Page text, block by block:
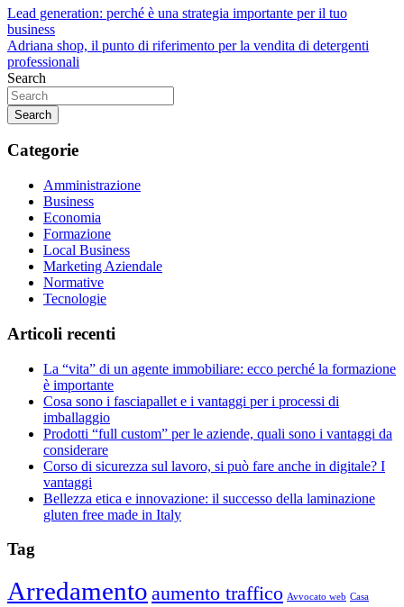
Navigazione
articoli
Lead generation: perché è una strategia importante per il tuo
business
Adriana shop, il punto di riferimento per la vendita di detergenti
professionali
Search
Search
Categorie
Amministrazione
Business
Economia
Formazione
Local Business
Marketing Aziendale
Normative
Tecnologie
Articoli recenti
La “vita” di un agente immobiliare: ecco perché la formazione
è importante
Cosa sono i fasciapallet e i vantaggi per i processi di
imballaggio
Prodotti “full custom” per le aziende, quali sono i vantaggi da
considerare
Corso di sicurezza sul lavoro, si può fare anche in digitale? I
vantaggi
Bellezza etica e innovazione: il successo della laminazione
gluten free made in Italy
Tag
Arredamento aumento traffico Avvocato web Casa